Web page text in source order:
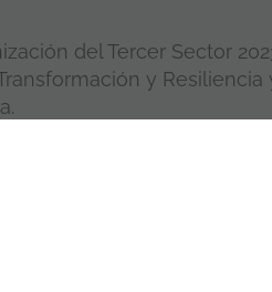
del Tercer Sector
y Resiliencia